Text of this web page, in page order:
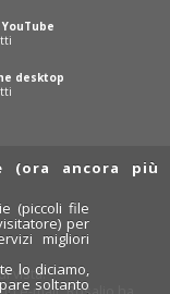
desktop
vista.
(ora ancora più
(piccoli file
per
migliori
lo diciamo,
soltanto